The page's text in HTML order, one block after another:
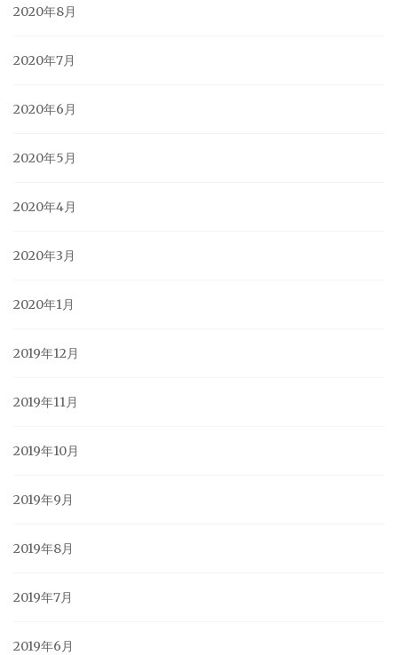
2020年8月
2020年7月
2020年6月
2020年5月
2020年4月
2020年3月
2020年1月
2019年12月
2019年11月
2019年10月
2019年9月
2019年8月
2019年7月
2019年6月